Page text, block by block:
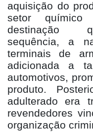
aquisição do
setor
destinação
sequência, a
terminais de
adicionada a
automotivos,
produto.
adulterado era
revendedores
organização